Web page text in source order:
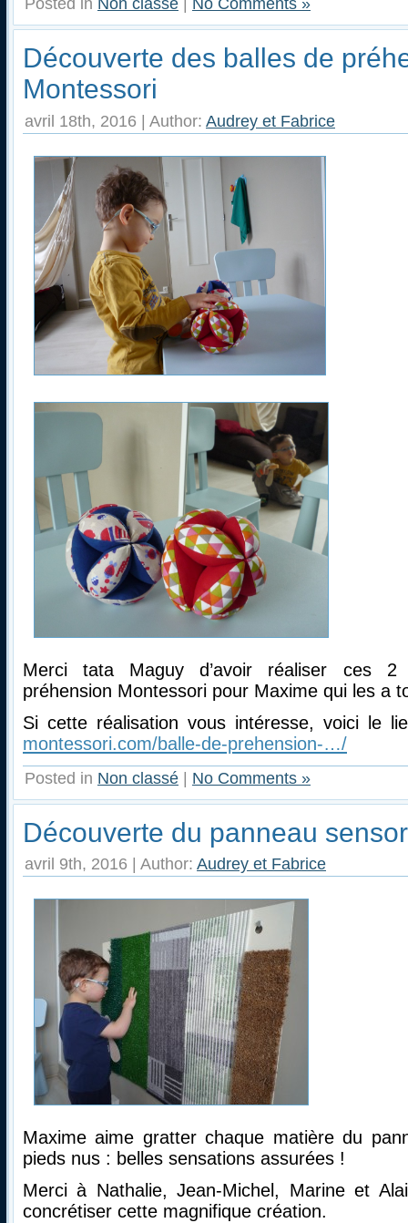
Découverte des balles de
Montessori
avril 18th, 2016 | Author: Audrey et Fabrice
Merci tata Maguy d’avoir réaliser ces 2
préhension Montessori pour Maxime qui les a
Si cette réalisation vous intéresse, voici le
montessori.com/balle-de-prehension-…/
Posted in Non classé | No Comments »
Découverte du panneau
avril 9th, 2016 | Author: Audrey et Fabrice
Maxime aime gratter chaque matière du
pieds nus : belles sensations assurées !
Merci à Nathalie, Jean-Michel, Marine et
concrétiser cette magnifique création.